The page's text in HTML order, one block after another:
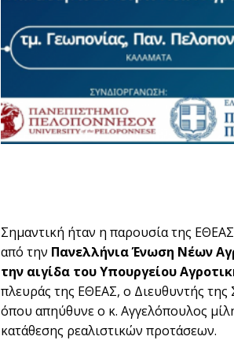
Σημαντική ήταν η παρουσία της
από την Πανελλήνια Ένωση Νέων
την αιγίδα του Υπουργείου
πλευράς της ΕΘΕΑΣ, ο Διευθυντής
όπου απηύθυνε ο κ. Αγγελόπουλος
κατάθεσης ρεαλιστικών προτάσεων.